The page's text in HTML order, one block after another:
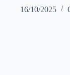
16/10/2025